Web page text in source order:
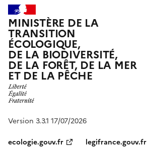
MINISTÈRE DE LA
TRANSITION
ÉCOLOGIQUE,
DE LA BIODIVERSITÉ,
DE LA FORÊT, DE LA MER
ET DE LA PÊCHE
Version 3.3.1 17/07/2026
ecologie.gouv.fr
legifrance.gouv.fr